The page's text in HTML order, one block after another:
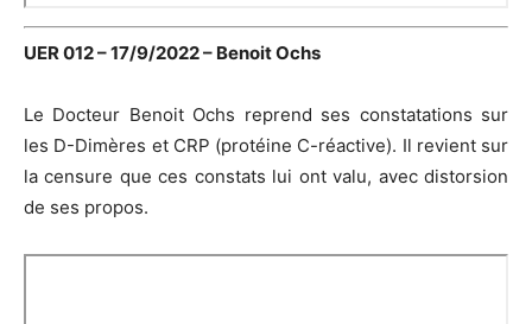
UER 012 – 17/9/2022 – Benoit Ochs
Le Docteur Benoit Ochs reprend ses constatations sur
les D-Dimères et CRP (protéine C-réactive). Il revient sur
la censure que ces constats lui ont valu, avec distorsion
de ses propos.